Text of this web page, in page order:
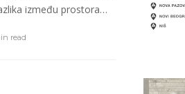
između prostora…
read